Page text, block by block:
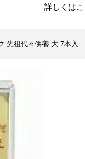
詳しくは
先祖代々供養 大 7本入